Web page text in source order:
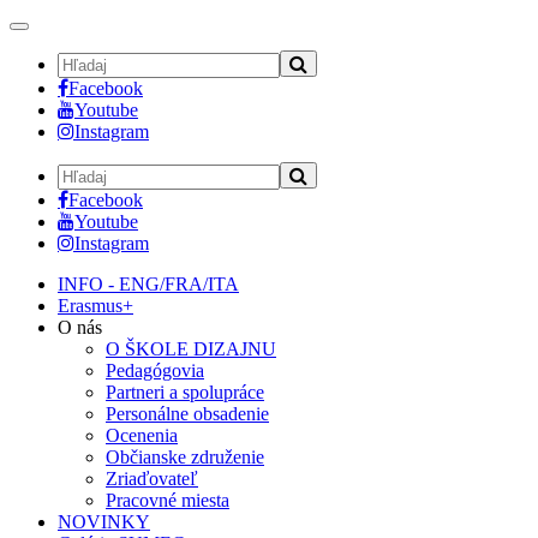
Toggle
navigation
Facebook
Youtube
Instagram
Facebook
Youtube
Instagram
INFO - ENG/FRA/ITA
Erasmus+
O nás
O ŠKOLE DIZAJNU
Pedagógovia
Partneri a spolupráce
Personálne obsadenie
Ocenenia
Občianske združenie
Zriaďovateľ
Pracovné miesta
NOVINKY